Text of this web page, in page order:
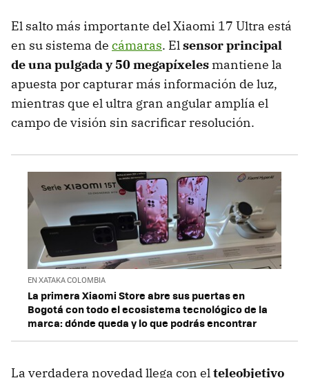
El salto más importante del Xiaomi 17 Ultra está
en su sistema de cámaras. Elsensor principal
de una pulgada y 50 megapíxeles mantiene la
apuesta por capturar más información de luz,
mientras que el ultra gran angular amplía el
campo de visión sin sacrificar resolución.
EN XATAKA COLOMBIA
La primera Xiaomi Store abre sus puertas en
Bogotá con todo el ecosistema tecnológico de la
marca: dónde queda y lo que podrás encontrar
La verdadera novedad llega con elteleobjetivo